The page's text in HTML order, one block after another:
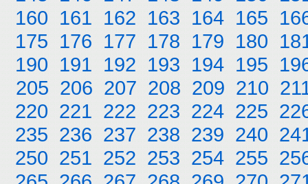
160 161 162 163 164 165
175 176 177 178 179 180
190 191 192 193 194 195
205 206 207 208 209 210
220 221 222 223 224 225
235 236 237 238 239 240
250 251 252 253 254 255